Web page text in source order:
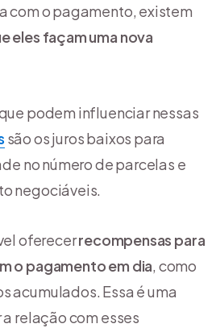
com o pagamento, existem
eles façam uma nova
podem influenciar nessas
são os juros baixos para
no número de parcelas e
negociáveis.
oferecerrecompensas para
o pagamento em dia, como
acumulados. Essa é uma
relação com esses